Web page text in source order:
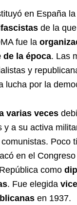
en España la
de la
fue la
de la época. Las
y
lucha por la
varias veces
y a su activa
. Poco
en el
como
. Fue elegida
en 1937.